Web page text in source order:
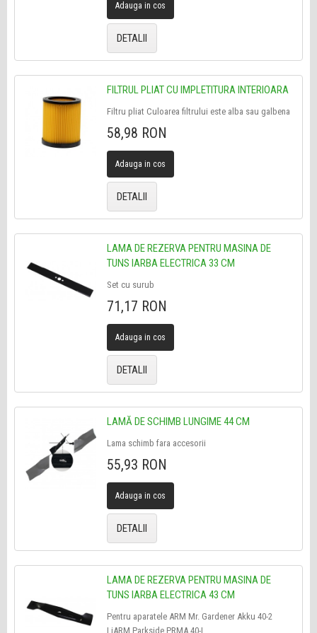
Adauga in cos
DETALII
FILTRUL PLIAT CU IMPLETITURA INTERIOARA
Filtru pliat Culoarea filtrului este alba sau galbena
58,98 RON
Adauga in cos
DETALII
LAMA DE REZERVA PENTRU MASINA DE
TUNS IARBA ELECTRICA 33 CM
Set cu surub
71,17 RON
Adauga in cos
DETALII
LAMĂ DE SCHIMB LUNGIME 44 CM
Lama schimb fara accesorii
55,93 RON
Adauga in cos
DETALII
LAMA DE REZERVA PENTRU MASINA DE
TUNS IARBA ELECTRICA 43 CM
Pentru aparatele ARM Mr. Gardener Akku 40-2
LiARM Parkside PRMA 40-L...